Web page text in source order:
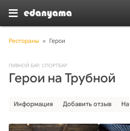
Рестораны » Герои
ПИВНОЙ БАР, СПОРТБАР
Герои на Трубной
Информация Добавить отзыв На